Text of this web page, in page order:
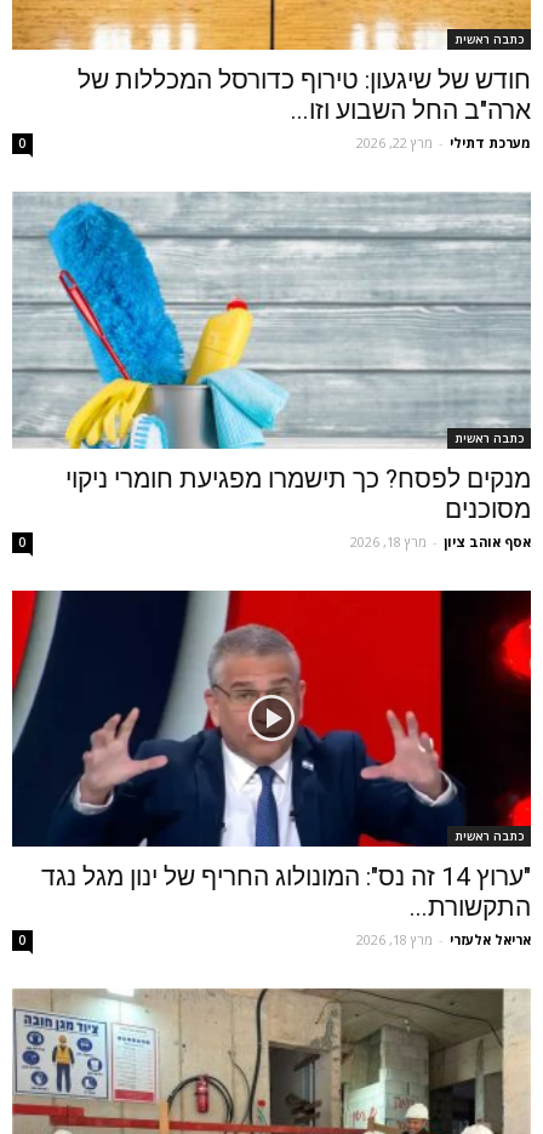
כתבה ראשית
חודש של שיגעון: טירוף כדורסל המכללות של
ארה"ב החל השבוע וזו...
מערכת דתילי - מרץ 22, 2026 0
כתבה ראשית
מנקים לפסח? כך תישמרו מפגיעת חומרי ניקוי
מסוכנים
אסף אוהב ציון - מרץ 18, 2026 0
כתבה ראשית
"ערוץ 14 זה נס": המונולוג החריף של ינון מגל נגד
התקשורת...
אריאל אלעזרי - מרץ 18, 2026 0